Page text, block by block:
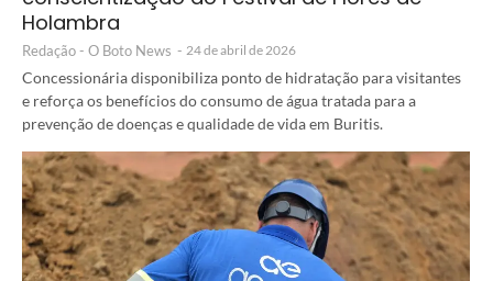
Holambra
Redação - O Boto News - 24 de abril de 2026
Concessionária disponibiliza ponto de hidratação para visitantes
e reforça os benefícios do consumo de água tratada para a
prevenção de doenças e qualidade de vida em Buritis.